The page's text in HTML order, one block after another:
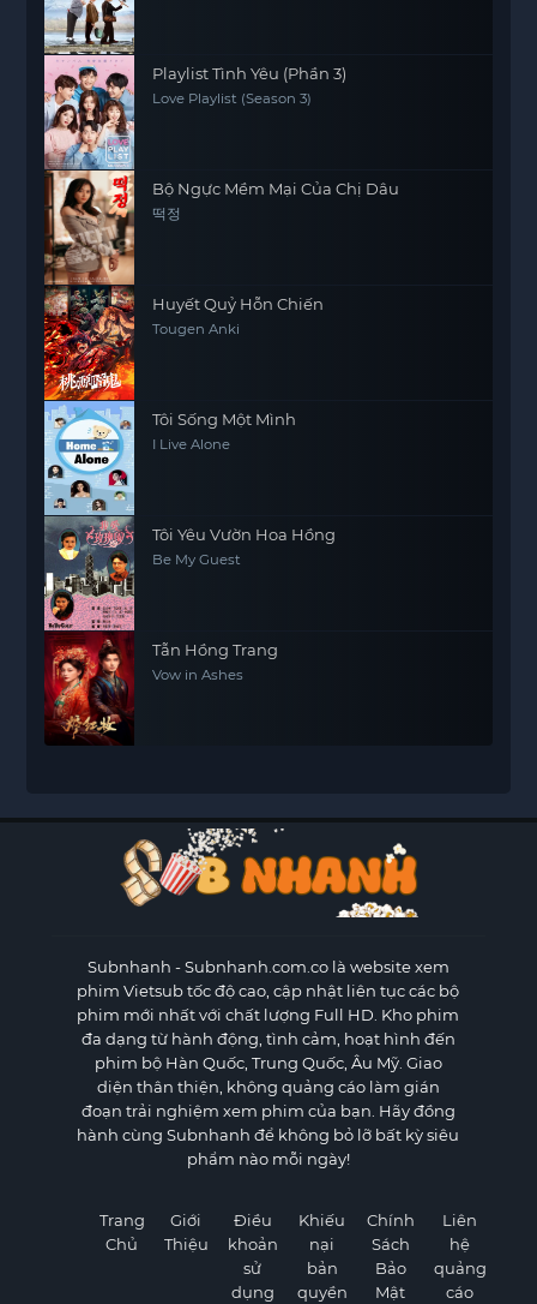
Playlist Tình Yêu (Phần 3)
Love Playlist (Season 3)
Bộ Ngực Mềm Mại Của Chị Dâu
떡정
Huyết Quỷ Hỗn Chiến
Tougen Anki
Tôi Sống Một Mình
I Live Alone
Tôi Yêu Vườn Hoa Hồng
Be My Guest
Tẫn Hồng Trang
Vow in Ashes
Subnhanh - Subnhanh.com.co là website xem
phim Vietsub tốc độ cao, cập nhật liên tục các bộ
phim mới nhất với chất lượng Full HD. Kho phim
đa dạng từ hành động, tình cảm, hoạt hình đến
phim bộ Hàn Quốc, Trung Quốc, Âu Mỹ. Giao
diện thân thiện, không quảng cáo làm gián
đoạn trải nghiệm xem phim của bạn. Hãy đồng
hành cùng Subnhanh để không bỏ lỡ bất kỳ siêu
phẩm nào mỗi ngày!
Trang
Chủ
Giới
Thiệu
Điều
khoản
sử
dụng
Khiếu
nại
bản
quyền
Chính
Sách
Bảo
Mật
Liên
hệ
quảng
cáo